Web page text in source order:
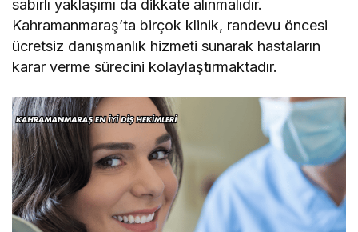
sabırlı yaklaşımı da dikkate alınmalıdır.
Kahramanmaraş’ta birçok klinik, randevu öncesi
ücretsiz danışmanlık hizmeti sunarak hastaların
karar verme sürecini kolaylaştırmaktadır.